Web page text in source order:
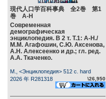
現代人口学百科事典 全2巻 第1
巻 А-Н
Современная
демографическая
энциклопедия. В 2 т. Т.1: А-Н./
М.М. Агафошин, С.Ю. Аксенова,
А.Н. Алексеенко и др.; гл. ред.
А.А. Ткаченко.
М., <Энциклопедия> 512 c. hard
2026 年 R281318
\26,950